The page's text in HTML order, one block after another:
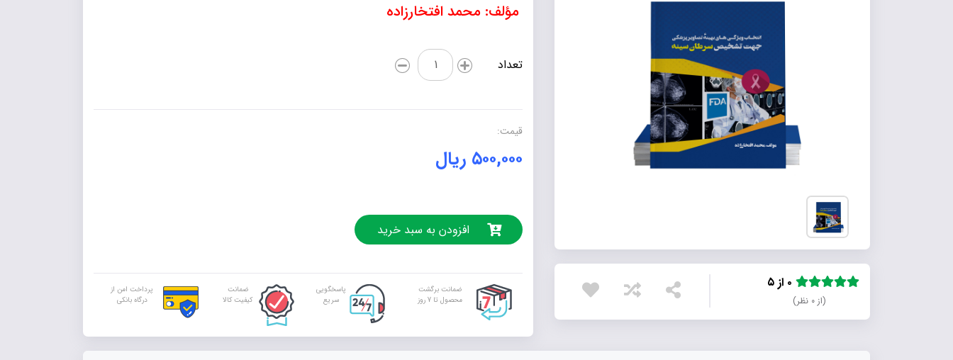
(از ۰ نظر)
مؤلف: محمد افتخارزاده
تعداد
انتخاب
ویژگی‌های
تصاویر
تشخیص
سرطان
قیمت:
۵۰۰,۰۰۰ ریال
افزودن به سبد خرید
ضمانت برگشت
محصول تا 7 روز
پاسخگویی
سریع
ضمانت
کیفیت کالا
پرداخت امن از
درگاه بانکی